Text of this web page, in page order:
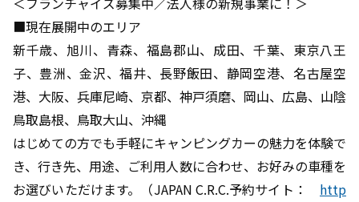
■現在展開中のエリア
新千歳、旭川、青森、福島郡山、成田、千葉、東京八王
子、豊洲、金沢、福井、長野飯田、静岡空港、名古屋空
港、大阪、兵庫尼崎、京都、神戸須磨、岡山、広島、山陰
鳥取島根、鳥取大山、沖縄
はじめての方でも手軽にキャンピングカーの魅力を体験で
き、行き先、用途、ご利用人数に合わせ、お好みの車種を
お選びいただけます。（JAPAN C.R.C.予約サイト： http